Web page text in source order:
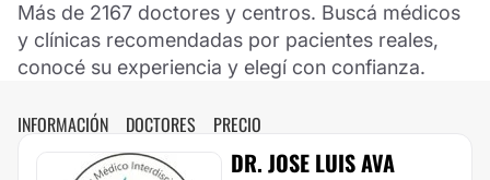
Más de 2167 doctores y centros. Buscá médicos
y clínicas recomendadas por pacientes reales,
conocé su experiencia y elegí con confianza.
INFORMACIÓN DOCTORES PRECIO
DR. JOSE LUIS AVA